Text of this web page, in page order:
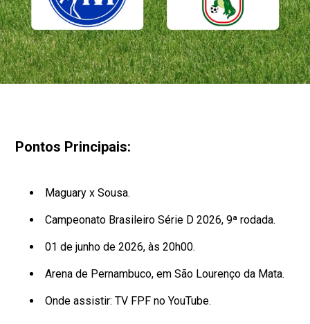
Pontos Principais:
Maguary x Sousa.
Campeonato Brasileiro Série D 2026, 9ª rodada.
01 de junho de 2026, às 20h00.
Arena de Pernambuco, em São Lourenço da Mata.
Onde assistir: TV FPF no YouTube.